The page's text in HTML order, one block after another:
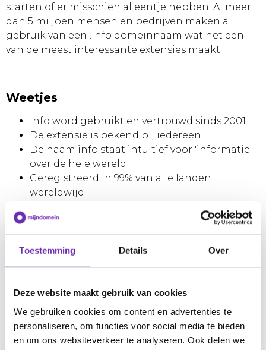
Toestemming Details Over
Deze website maakt gebruik van cookies
We gebruiken cookies om content en advertenties te
personaliseren, om functies voor social media te bieden
en om ons websiteverkeer te analyseren. Ook delen we
starten of er misschien al eentje hebben. Al meer
dan 5 miljoen mensen en bedrijven maken al
gebruik van een .info domeinnaam wat het een
van de meest interessante extensies maakt.
Weetjes
Info word gebruikt en vertrouwd sinds 2001
De extensie is bekend bij iedereen
De naam info staat intuïtief voor 'informatie'
over de hele wereld
Geregistreerd in 99% van alle landen
wereldwijd.
Niet duur in aanschaf
Waar wacht je nog op? Registreer vandaag nog
jouw .info domeinnaam!
.info websites klik jehier. Ben jij trots op je website
en wil je hem graag onder de aandacht brengen?
Mail dan naar marketing@mijndomein.nl